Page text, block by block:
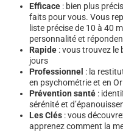
Efficace : bien plus
faits pour vous. Vous
liste précise de 10 à 40
personnalité et
Rapide : vous trouvez le
jours
Professionnel : la
en psychométrie et en
Prévention santé :
sérénité et
Les Clés : vous
apprenez comment la